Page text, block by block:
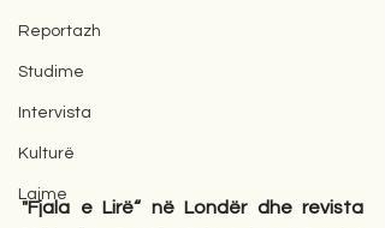
Reportazh
Studime
Intervista
Kulturë
Lajme
"Fjala e Lirë“ në Londër dhe revista